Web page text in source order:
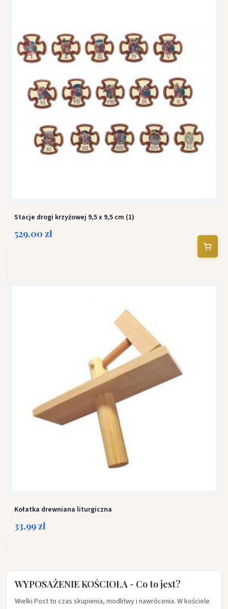
Stacje drogi krzyżowej 9,5 x 9,5 cm (1)
529,00 zł
Kołatka drewniana liturgiczna
33,99 zł
WYPOSAŻENIE KOŚCIOŁA - Co to jest?
Wielki Post to czas skupienia, modlitwy i nawrócenia. W kościele